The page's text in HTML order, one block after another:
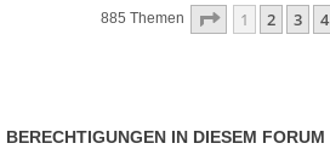
885 Themen Seite 1Von 36
1 2 3 4
BERECHTIGUNGEN IN DIESEM FORUM